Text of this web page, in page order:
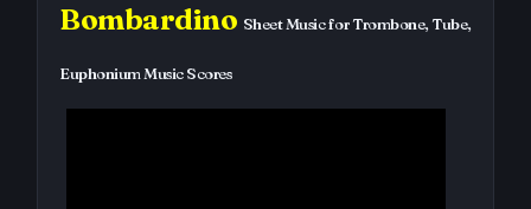
Bombardino Sheet Music for Trombone, Tube,
Euphonium Music Scores